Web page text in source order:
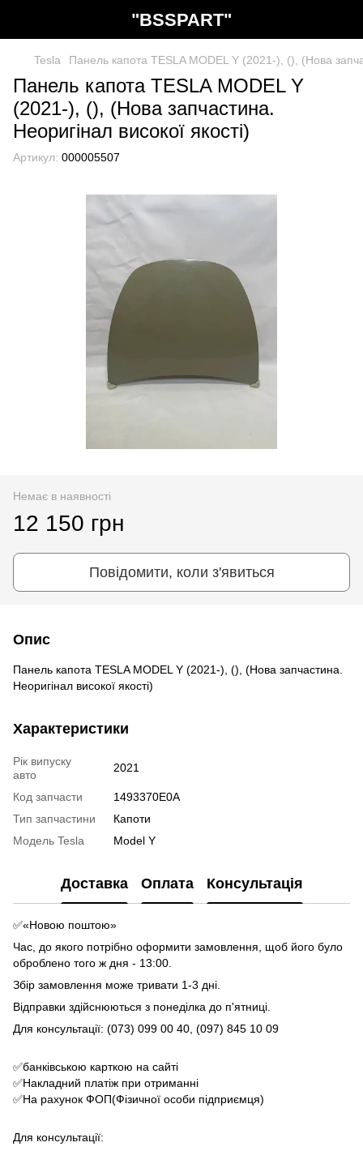
"BSSPART"
Tesla Панель капота TESLA MODEL Y (2021-), (), (Нова
Панель капота TESLA MODEL Y
(2021-), (), (Нова запчастина.
Неоригінал високої якості)
Артикул: 000005507
Немає в наявності
12 150 грн
Повідомити, коли з'явиться
Опис
Панель капота TESLA MODEL Y (2021-), (), (Нова запчастина.
Неоригінал високої якості)
Характеристики
Рік випуску
авто
2021
Код запчасти
1493370E0A
Тип запчастини
Капоти
Модель Tesla
Model Y
Доставка Оплата Консультація
✅«Новою поштою»
Час, до якого потрібно оформити замовлення, щоб його було
оброблено того ж дня - 13:00.
Збір замовлення може тривати 1-3 дні.
Відправки здійснюються з понеділка до п'ятниці.
Для консультації: (073) 099 00 40, (097) 845 10 09
✅банківською карткою на сайті
✅Накладний платіж при отриманні
✅На рахунок ФОП(Фізичної особи підприємця)
Для консультації: